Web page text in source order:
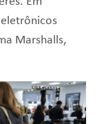
Marshalls,